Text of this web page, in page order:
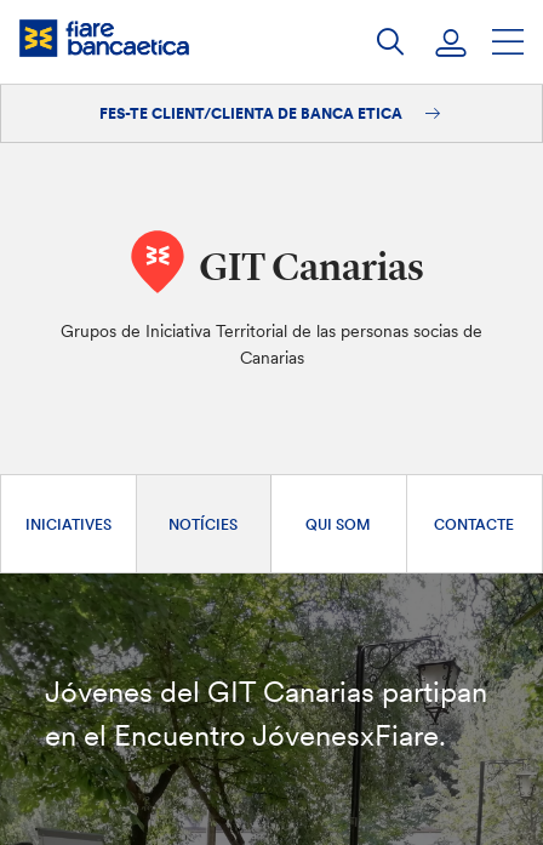
Salta
Iniciar sessióFES-TE CLIENT/CLIENTA DE BANCA ETICA
GIT Canarias
Grupos de Iniciativa Territorial de las personas socias de
Canarias
INICIATIVES NOTÍCIES QUI SOM CONTACTE
Jóvenes del GIT Canarias partipan
en el Encuentro JóvenesxFiare.